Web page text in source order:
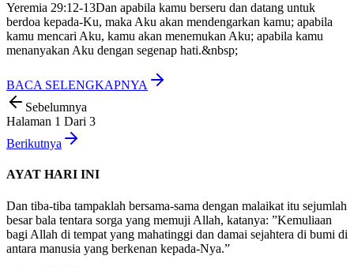
Yeremia 29:12-13Dan apabila kamu berseru dan datang untuk
berdoa kepada-Ku, maka Aku akan mendengarkan kamu; apabila
kamu mencari Aku, kamu akan menemukan Aku; apabila kamu
menanyakan Aku dengan segenap hati.&nbsp;
BACA SELENGKAPNYA
Sebelumnya
Halaman 1 Dari 3
Berikutnya
AYAT HARI INI
Dan tiba-tiba tampaklah bersama-sama dengan malaikat itu sejumlah
besar bala tentara sorga yang memuji Allah, katanya: ”Kemuliaan
bagi Allah di tempat yang mahatinggi dan damai sejahtera di bumi di
antara manusia yang berkenan kepada-Nya.”